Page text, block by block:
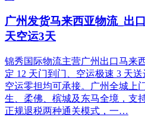
广州发货马来西亚物流_出
天空运3天
锦秀国际物流主营广州出口马来
定 12 天门到门、空运极速 3 天
空运零担均可承接。广州全城上
生、柔佛、槟城及东马全境，支
正规退税两种通关模式，一…